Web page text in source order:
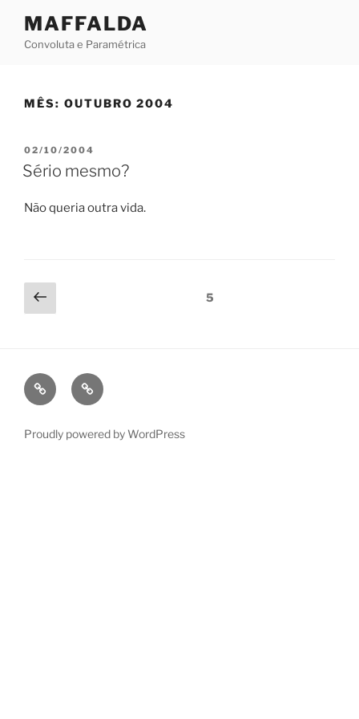
content
MAFFALDA
Convoluta e Paramétrica
MÊS: OUTUBRO 2004
POSTED
ON
02/10/2004
Sério mesmo?
Não queria outra vida.
Paginação
de
Previous
page
Page5
fb ig
Proudly powered by WordPress